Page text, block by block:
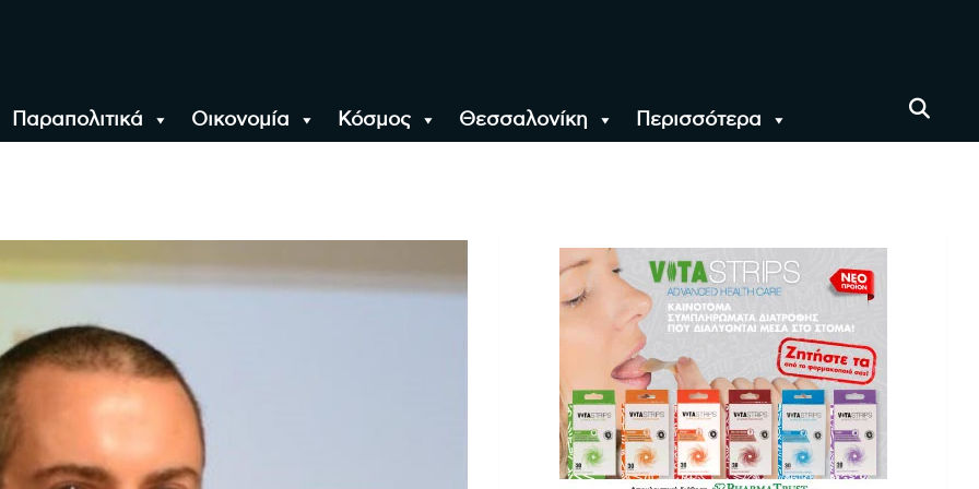
Παραπολιτικά Οικονομία Κόσμος Θεσσαλονίκη Περισσότερα